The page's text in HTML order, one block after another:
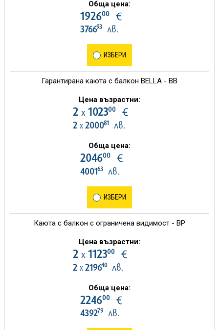
Обща цена:
192600€
376693лв.
ИЗБЕРИ
Гарантирана каюта с балкон BELLA - BB
Цена възрастни:
2 х 102300€
2 х 200081 лв.
Обща цена:
204600€
400163лв.
ИЗБЕРИ
Каюта с балкон с ограничена видимост - BP
Цена възрастни:
2 х 112300€
2 х 219640лв.
Обща цена:
224600€
439279лв.